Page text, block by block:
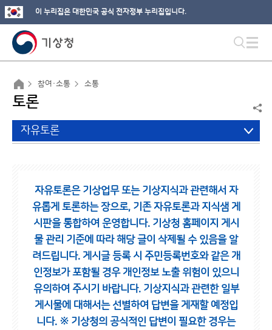
이 누리집은 대한민국 공식 전자정부 누리집입니다.
참여·소통 소통
토론
자유토론
자유토론은 기상업무 또는 기상지식과 관련해서 자
유롭게 토론하는 장으로, 기존 자유토론과 지식샘 게
시판을 통합하여 운영합니다. 기상청 홈페이지 게시
물 관리 기준에 따라 해당 글이 삭제될 수 있음을 알
려드립니다. 게시글 등록 시 주민등록번호와 같은 개
인정보가 포함될 경우 개인정보 노출 위험이 있으니
유의하여 주시기 바랍니다. 기상지식과 관련한 일부
게시물에 대해서는 선별하여 답변을 게재할 예정입
니다. ※ 기상청의 공식적인 답변이 필요한 경우는